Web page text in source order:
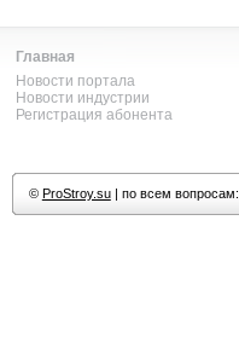
Главная
Новости портала
Новости индустрии
Регистрация абонента
© ProStroy.su| по всем вопросам: